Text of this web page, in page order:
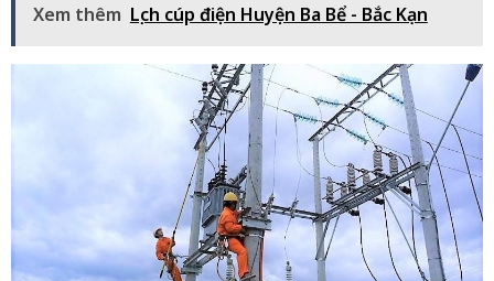
Xem thêm Lịch cúp điện Huyện Ba Bể - Bắc Kạn